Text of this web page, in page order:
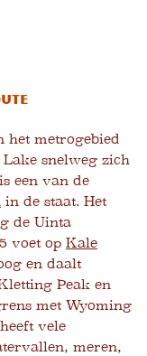
metrogebied
snelweg zich
een van de
in de staat. Het
de Uinta
voet op Kale
en daalt
Peak en
met Wyoming
vele
meren,